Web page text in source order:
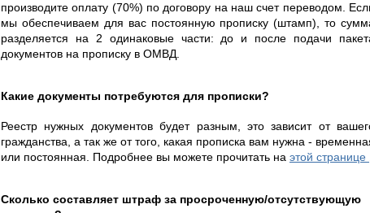
производите оплату (70%) по договору на наш счет переводом.
мы обеспечиваем для вас постоянную прописку (штамп), то
разделяется на 2 одинаковые части: до и после подачи
документов на прописку в ОМВД.
Какие документы потребуются для прописки?
Реестр нужных документов будет разным, это зависит от
гражданства, а так же от того, какая прописка вам нужна -
или постоянная. Подробнее вы можете прочитать на этой странице
Сколько составляет штраф за просроченную/отсутствующую